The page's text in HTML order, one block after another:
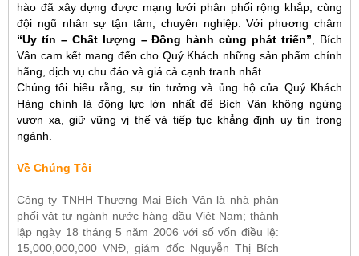
hào đã xây dựng được mạng lưới phân phối rộng khắp, cùng
đội ngũ nhân sự tận tâm, chuyên nghiệp. Với phương châm
“Uy tín – Chất lượng – Đồng hành cùng phát triển”, Bích
Vân cam kết mang đến cho Quý Khách những sản phẩm chính
hãng, dịch vụ chu đáo và giá cả cạnh tranh nhất.
Chúng tôi hiểu rằng, sự tin tưởng và ủng hộ của Quý Khách
Hàng chính là động lực lớn nhất để Bích Vân không ngừng
vươn xa, giữ vững vị thế và tiếp tục khẳng định uy tín trong
ngành.
Về Chúng Tôi
Công ty TNHH Thương Mại Bích Vân là nhà phân
phối vật tư ngành nước hàng đầu Việt Nam; thành
lập ngày 18 tháng 5 năm 2006 với số vốn điều lệ:
15,000,000,000 VNĐ, giám đốc Nguyễn Thị Bích